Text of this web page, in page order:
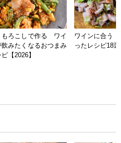
もろこしで作る ワイ
飲みたくなるおつまみ
【2026】
ワインに合う
ったレシピ18